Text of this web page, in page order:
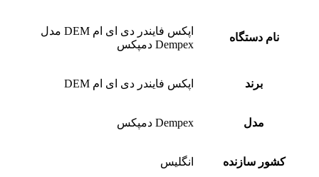
نام دستگاه
اپکس فایندر دی ای ام DEM مدل
Dempex دمپکس
برند اپکس فایندر دی ای ام DEM
مدل Dempex دمپکس
کشور سازنده انگلیس